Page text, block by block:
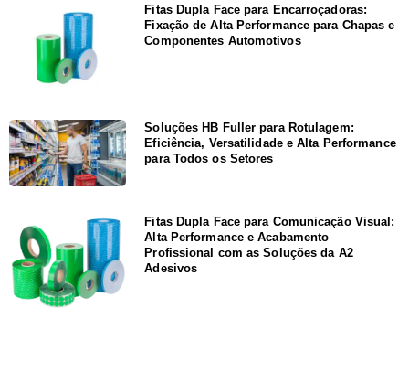
Fitas Dupla Face para Encarroçadoras:
Fixação de Alta Performance para Chapas e
Componentes Automotivos
Soluções HB Fuller para Rotulagem:
Eficiência, Versatilidade e Alta Performance
para Todos os Setores
Fitas Dupla Face para Comunicação Visual:
Alta Performance e Acabamento
Profissional com as Soluções da A2
Adesivos